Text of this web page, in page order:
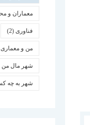
معماران و
فناوری(2)
من و معماری
شهر مال
شهر به چه